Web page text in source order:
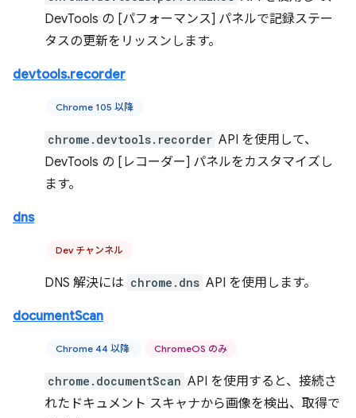
DevTools の [パフォーマンス] パネルで記録ステー
タスの更新をリッスンします。
devtools.recorder
Chrome 105 以降
chrome.devtools.recorder API を使用して、
DevTools の [レコーダー] パネルをカスタマイズし
ます。
dns
Dev チャンネル
DNS 解決には chrome.dns API を使用します。
documentScan
Chrome 44 以降 ChromeOS のみ
chrome.documentScan API を使用すると、接続さ
れたドキュメント スキャナから画像を検出、取得で